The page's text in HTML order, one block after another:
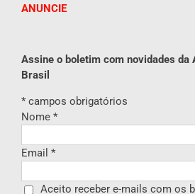
ANUNCIE
Assine o boletim com novidades da
Brasil
* campos obrigatórios
Nome *
Email *
Aceito receber e-mails com os